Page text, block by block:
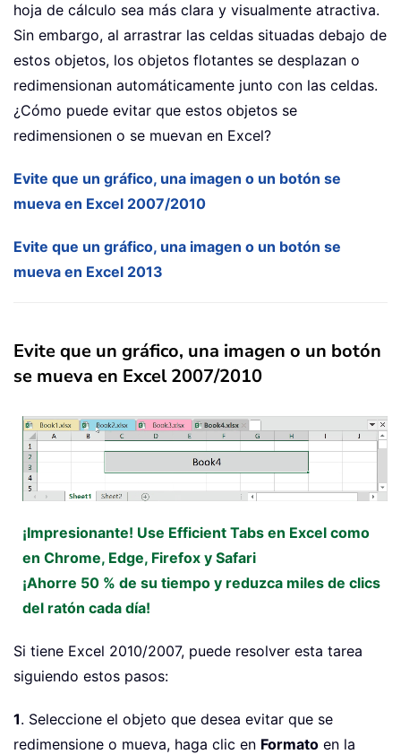
hoja de cálculo sea más clara y visualmente atractiva.
Sin embargo, al arrastrar las celdas situadas debajo de
estos objetos, los objetos flotantes se desplazan o
redimensionan automáticamente junto con las celdas.
¿Cómo puede evitar que estos objetos se
redimensionen o se muevan en Excel?
Evite que un gráfico, una imagen o un botón se
mueva en Excel 2007/2010
Evite que un gráfico, una imagen o un botón se
mueva en Excel 2013
Evite que un gráfico, una imagen o un botón
se mueva en Excel 2007/2010
¡Impresionante! Use Efficient Tabs en Excel como
en Chrome, Edge, Firefox y Safari
¡Ahorre 50 % de su tiempo y reduzca miles de clics
del ratón cada día!
Si tiene Excel 2010/2007, puede resolver esta tarea
siguiendo estos pasos:
1. Seleccione el objeto que desea evitar que se
redimensione o mueva, haga clic en Formato en la